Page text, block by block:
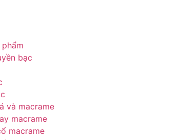
bạc
và macrame
macrame
macrame